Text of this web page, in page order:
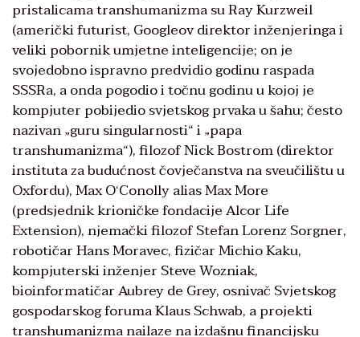
pristalicama transhumanizma su Ray Kurzweil
(američki futurist, Googleov direktor inženjeringa i
veliki pobornik umjetne inteligencije; on je
svojedobno ispravno predvidio godinu raspada
SSSRa, a onda pogodio i točnu godinu u kojoj je
kompjuter pobijedio svjetskog prvaka u šahu; često
nazivan „guru singularnosti“ i „papa
transhumanizma“), filozof Nick Bostrom (direktor
instituta za budućnost čovječanstva na sveučilištu u
Oxfordu), Max O‘Conolly alias Max More
(predsjednik krioničke fondacije Alcor Life
Extension), njemački filozof Stefan Lorenz Sorgner,
robotičar Hans Moravec, fizičar Michio Kaku,
kompjuterski inženjer Steve Wozniak,
bioinformatičar Aubrey de Grey, osnivač Svjetskog
gospodarskog foruma Klaus Schwab, a projekti
transhumanizma nailaze na izdašnu financijsku